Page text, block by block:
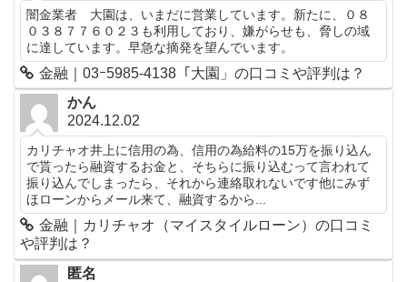
闇金業者 大園は、いまだに営業しています。新たに、０８
０３８７７６０２３も利用しており、嫌がらせも、脅しの域
に達しています。早急な摘発を望んでいます。
金融｜03ｰ5985-4138「大園」の口コミや評判は？
かん
2024.12.02
カリチャオ井上に信用の為、信用の為給料の15万を振り込ん
で貰ったら融資するお金と、そちらに振り込むって言われて
振り込んでしまったら、それから連絡取れないです他にみず
ほローンからメール来て、融資するから...
金融｜カリチャオ（マイスタイルローン）の口コミ
や評判は？
匿名